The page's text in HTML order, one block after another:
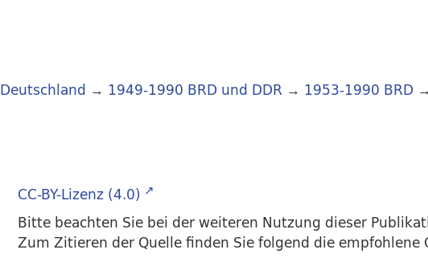
Deutschland → 1949-1990 BRD und DDR → 1953-1990 BRD →
CC-BY-Lizenz (4.0)
Bitte beachten Sie bei der weiteren Nutzung dieser
Zum Zitieren der Quelle finden Sie folgend die empfohlene